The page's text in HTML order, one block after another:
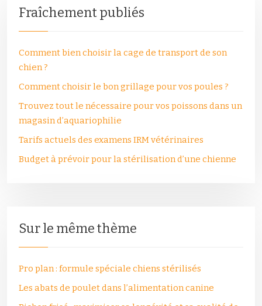
Fraîchement publiés
Comment bien choisir la cage de transport de son
chien ?
Comment choisir le bon grillage pour vos poules ?
Trouvez tout le nécessaire pour vos poissons dans un
magasin d’aquariophilie
Tarifs actuels des examens IRM vétérinaires
Budget à prévoir pour la stérilisation d’une chienne
Sur le même thème
Pro plan : formule spéciale chiens stérilisés
Les abats de poulet dans l’alimentation canine